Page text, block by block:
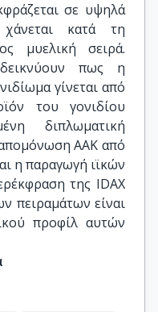
σε υψηλά
κατά τη
μυελική σειρά.
πως η
γίνεται από
του γονιδίου
διπλωματική
απομόνωση ΑΑΚ από
η παραγωγή ιϊκών
της IDAX
πειραμάτων είναι
προφίλ αυτών